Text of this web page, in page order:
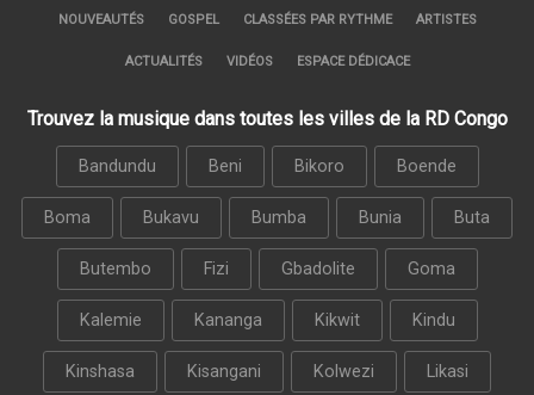
NOUVEAUTÉS GOSPEL CLASSÉES PAR RYTHME ARTISTES
ACTUALITÉS VIDÉOS ESPACE DÉDICACE
Trouvez la musique dans toutes les villes de la RD Congo
Bandundu Beni Bikoro Boende
Boma Bukavu Bumba Bunia Buta
Butembo Fizi Gbadolite Goma
Kalemie Kananga Kikwit Kindu
Kinshasa Kisangani Kolwezi Likasi